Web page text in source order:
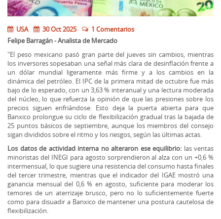
USA 30 Oct 2025
1 Comentarios
Felipe Barragán - Analista de Mercado
"El peso mexicano pasó gran parte del jueves sin cambios, mientras
los inversores sopesaban una señal más clara de desinflación frente a
un dólar mundial ligeramente más firme y a los cambios en la
dinámica del petróleo. El IPC de la primera mitad de octubre fue más
bajo de lo esperado, con un 3,63 % interanual y una lectura moderada
del núcleo, lo que refuerza la opinión de que las presiones sobre los
precios siguen enfriándose. Esto deja la puerta abierta para que
Banxico prolongue su ciclo de flexibilización gradual tras la bajada de
25 puntos básicos de septiembre, aunque los miembros del consejo
sigan divididos sobre el ritmo y los riesgos, según las últimas actas.
Los datos de actividad interna no alteraron ese equilibrio: las ventas
minoristas del INEGI para agosto sorprendieron al alza con un +0,6 %
intermensual, lo que sugiere una resistencia del consumo hasta finales
del tercer trimestre, mientras que el indicador del IGAE mostró una
ganancia mensual del 0,6 % en agosto, suficiente para moderar los
temores de un aterrizaje brusco, pero no lo suficientemente fuerte
como para disuadir a Banxico de mantener una postura cautelosa de
flexibilización.